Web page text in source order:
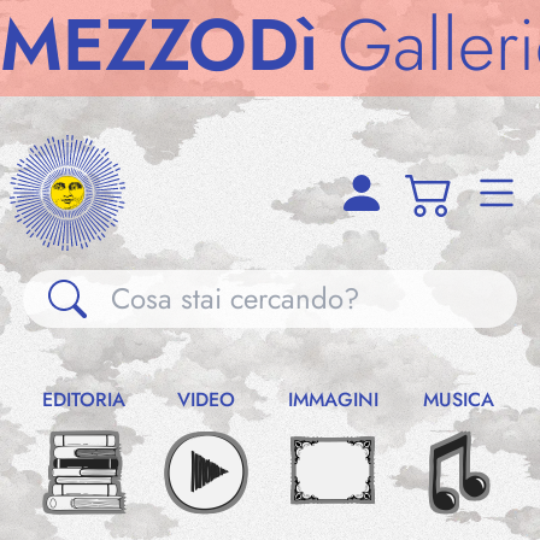
Gallerie
Gallerie
Notizie
EDITORIA VIDEO IMMAGINI MUSICA